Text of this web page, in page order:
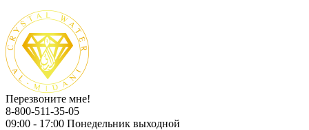
Перезвоните мне!
8-800-511-35-05
09:00 - 17:00 Понедельник выходной